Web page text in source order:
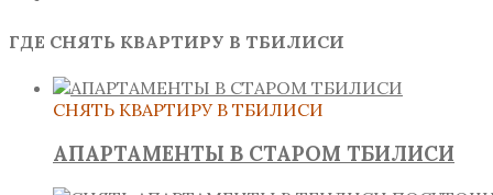
ГДЕ СНЯТЬ КВАРТИРУ В ТБИЛИСИ
СНЯТЬ КВАРТИРУ В ТБИЛИСИ
АПАРТАМЕНТЫ В СТАРОМ ТБИЛИСИ